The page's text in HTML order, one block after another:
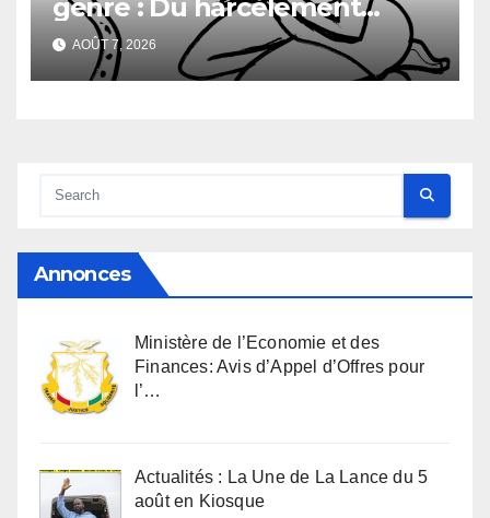
genre : Du harcèlement
sexuel
AOÛT 7, 2026
Annonces
Ministère de l’Economie et des
Finances: Avis d’Appel d’Offres pour
l’…
Actualités : La Une de La Lance du 5
août en Kiosque